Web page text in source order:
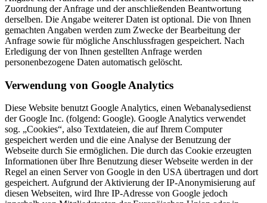
Zuordnung der Anfrage und der anschließenden Beantwortung
derselben. Die Angabe weiterer Daten ist optional. Die von Ihnen
gemachten Angaben werden zum Zwecke der Bearbeitung der
Anfrage sowie für mögliche Anschlussfragen gespeichert. Nach
Erledigung der von Ihnen gestellten Anfrage werden
personenbezogene Daten automatisch gelöscht.
Verwendung von Google Analytics
Diese Website benutzt Google Analytics, einen Webanalysedienst
der Google Inc. (folgend: Google). Google Analytics verwendet
sog. „Cookies“, also Textdateien, die auf Ihrem Computer
gespeichert werden und die eine Analyse der Benutzung der
Webseite durch Sie ermöglichen. Die durch das Cookie erzeugten
Informationen über Ihre Benutzung dieser Webseite werden in der
Regel an einen Server von Google in den USA übertragen und dort
gespeichert. Aufgrund der Aktivierung der IP-Anonymisierung auf
diesen Webseiten, wird Ihre IP-Adresse von Google jedoch